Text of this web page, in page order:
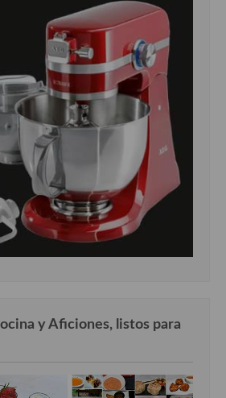
y Aficiones, listos para